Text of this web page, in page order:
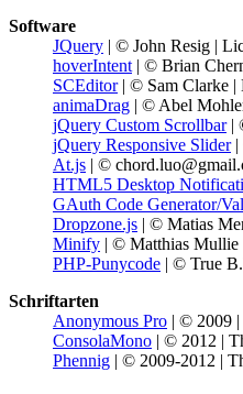
Software
JQuery | © John Resig |
hoverIntent | © Brian
SCEditor| © Sam Clarke |
animaDrag | © Abel
jQuery Custom Scrollbar|
jQuery Responsive Slider|
At.js | ©
HTML5 Desktop
GAuth Code Generator/
Dropzone.js | © Matias
Minify | © Matthias Mullie
PHP-Punycode | © True
Schriftarten
Anonymous Pro | © 2009 |
ConsolaMono | © 2012 |
Phennig | © 2009-2012 |